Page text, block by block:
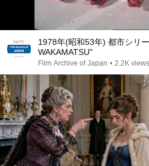
1978年(昭和53年) 都市シリ
WAKAMATSU"
Film Archive of Japan • 2.2K views